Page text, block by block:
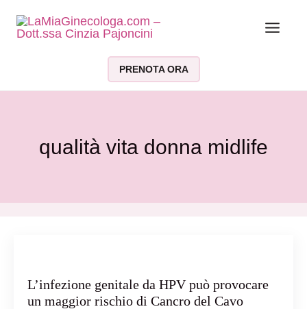
PRENOTA ORA
qualità vita donna midlife
L’infezione genitale da HPV può provocare
un maggior rischio di Cancro del Cavo